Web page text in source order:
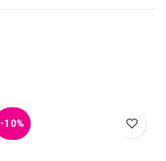
-10%